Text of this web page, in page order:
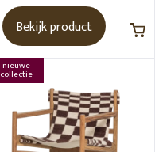
Bekijk product
nieuwe
collectie